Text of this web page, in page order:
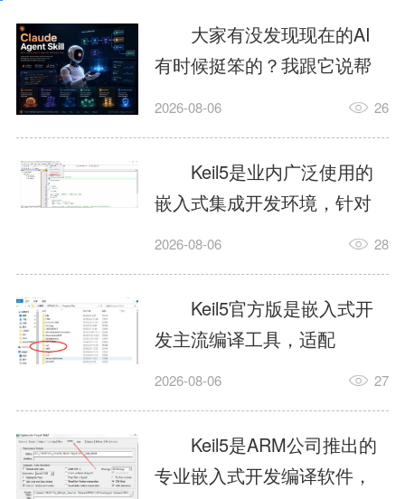
大家有没发现现在的AI
有时候挺笨的？我跟它说帮
我订个明天早上的闹钟，它
这样？因为AI，就是个只会
耍嘴皮子的书呆子。它脑子
里有海量知识，但没有真正
激发出来实力。而
AgentSkill，就是给AI大脑装
上的一双机械手，它真的能
解决很多问题。1什么是
AgentSkillSkill指...
2026-08-06 26
Keil5是业内广泛使用的
嵌入式集成开发环境，针对
ARM、51内核单片机提供编
力，代码编译稳定，调试工
具成熟，大量开源项目基于
该平台开发。新项目需要单
独下载对应芯片支持包，新
手配置难度较高，正版商业
授权费用不菲，未授权版本
存在程序容量限制，适合硬
2026-08-06 28
Keil5官方版是嵌入式开
发主流编译工具，适配
STM32、51单片机等多款芯
在线调试、代码仿真，兼容
众多厂商芯片安装包。软件
需要手动添加器件库，初次
2026-08-06 27
Keil5是ARM公司推出的
专业嵌入式开发编译软件，